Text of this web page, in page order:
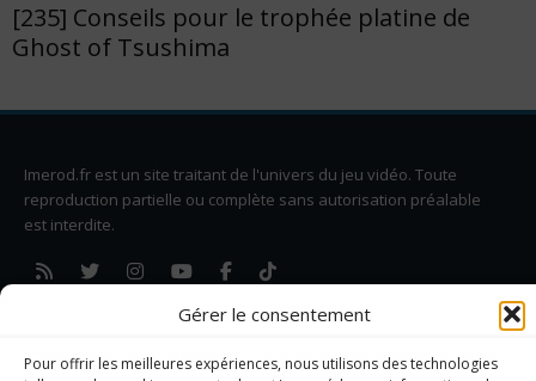
Gérer le consentement
Pour offrir les meilleures expériences, nous utilisons des technologies
[235] Conseils pour le trophée platine de
Ghost of Tsushima
Imerod.fr est un site traitant de l'univers du jeu vidéo. Toute
reproduction partielle ou complète sans autorisation préalable
est interdite.
Me contacter